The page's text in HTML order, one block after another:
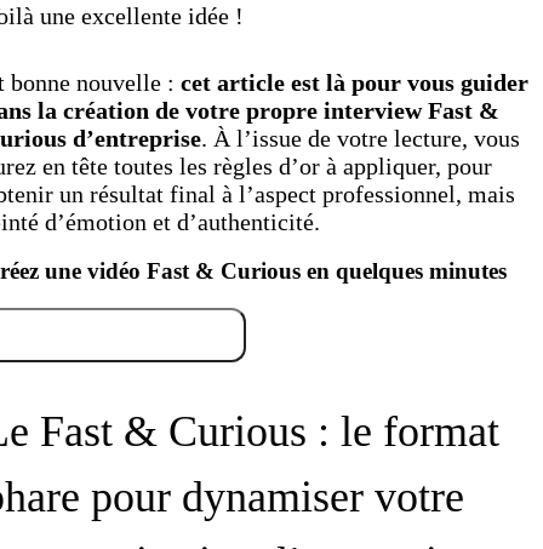
une excellente idée !
bonne nouvelle : cet article est là pour vous guider
la création de votre propre interview Fast &
d’entreprise. À l’issue de votre lecture, vous
en tête toutes les règles d’or à appliquer, pour
un résultat final à l’aspect professionnel, mais
d’émotion et d’authenticité.
une vidéo Fast & Curious en quelques minutes
Fast & Curious : le format
pour dynamiser votre